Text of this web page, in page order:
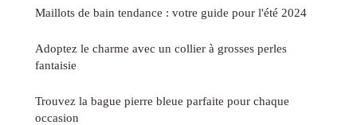
Maillots de bain tendance : votre guide pour l'été 2024
Adoptez le charme avec un collier à grosses perles
fantaisie
Trouvez la bague pierre bleue parfaite pour chaque
occasion